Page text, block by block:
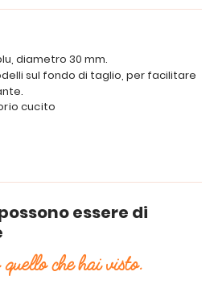
diametro 30 mm.
sul fondo di taglio, per facilitare
cucito
essere di
che hai visto.